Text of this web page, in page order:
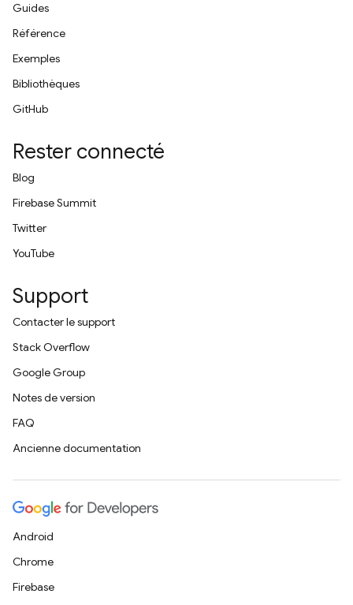
Guides
Référence
Exemples
Bibliothèques
GitHub
Rester connecté
Blog
Firebase Summit
Twitter
YouTube
Support
Contacter le support
Stack Overflow
Google Group
Notes de version
FAQ
Ancienne documentation
Android
Chrome
Firebase